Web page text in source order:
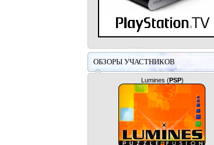
ОБЗОРЫ УЧАСТНИКОВ
Lumines (PSP)